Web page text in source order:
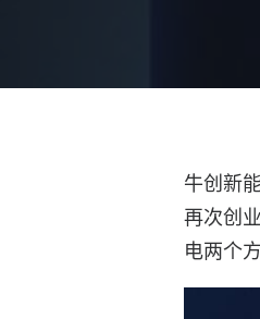
牛创新
再次创
电两个